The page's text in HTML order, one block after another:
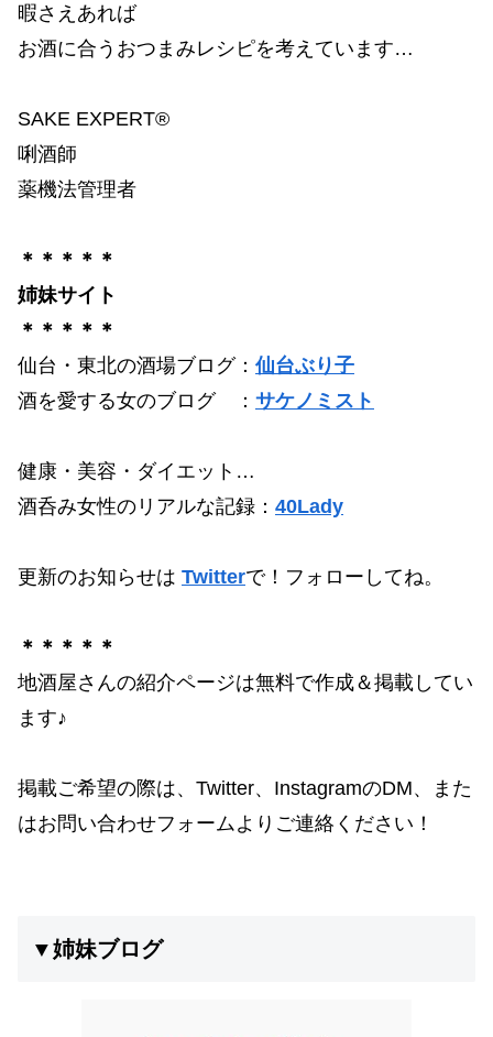
暇さえあれば
お酒に合うおつまみレシピを考えています…
SAKE EXPERT®
唎酒師
薬機法管理者
＊＊＊＊＊
姉妹サイト
＊＊＊＊＊
仙台・東北の酒場ブログ： 仙台ぶり子
酒を愛する女のブログ ： サケノミスト
健康・美容・ダイエット…
酒呑み女性のリアルな記録： 40Lady
更新のお知らせは Twitterで！フォローしてね。
＊＊＊＊＊
地酒屋さんの紹介ページは無料で作成＆掲載してい
ます♪
掲載ご希望の際は、Twitter、InstagramのDM、また
はお問い合わせフォームよりご連絡ください！
▼姉妹ブログ